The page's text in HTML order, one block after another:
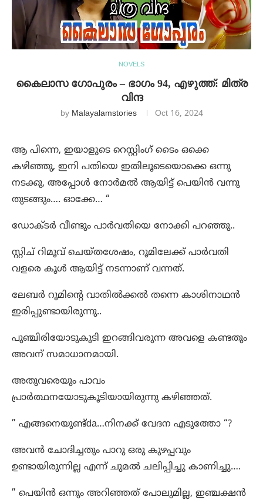
NOVELS
കൈലാസ ഗോപുരം – ഭാഗം 94, എഴുത്ത്: മിത്ര
വിന്ദ
by Malayalamstories Oct 16, 2024
ആ പിന്നെ, ഇയാളുടെ റെസ്റ്റിംഗ് ടൈം ഒക്കെ
കഴിഞ്ഞു, ഇനി പതിയെ ഇതിലൂടെയൊക്കെ ഒന്നു
നടക്കു, അപ്പോൾ നോർമൽ ആയിട്ട് പെയിൻ വന്നു
തുടങ്ങും…. ഓക്കേ… “
ഡോക്ടർ വീണ്ടും പാർവതിയെ നോക്കി പറഞ്ഞു..
സ്റ്റിച് റിമൂവ് ചെയ്തശേഷം, റൂമിലേക്ക് പാർവതി
വളരെ കൂൾ ആയിട്ട് നടന്നാണ് വന്നത്.
ലേബർ റൂമിന്റെ വാതിൽക്കൽ തന്നെ കാശിനാഥൻ
ഇരിപ്പുണ്ടായിരുന്നു..
പുഞ്ചിരിയോടുകൂടി ഇറങ്ങിവരുന്ന അവളെ കണ്ടതും
അവന് സമാധാനമായി.
അതുവരെയും പാവം
പ്രാർത്ഥനയോടുകൂടിയായിരുന്നു കഴിഞ്ഞത്.
” എങ്ങനെയുണ്ട്da…നിനക്ക് വേദന എടുത്തോ “?
അവൻ ചോദിച്ചതും പാറു ഒരു കുഴപ്പവും
ഉണ്ടായിരുന്നില്ല എന്ന് ചുമൽ ചലിപ്പിച്ചു കാണിച്ചു….
” പെയിൻ ഒന്നും അറിഞ്ഞത് പോലുമില്ല, ഇഞ്ചക്ഷൻ